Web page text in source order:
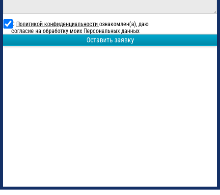
С Политикой конфиденциальности ознакомлен(а), даю
согласие на обработку моих Персональных данных
Оставить заявку